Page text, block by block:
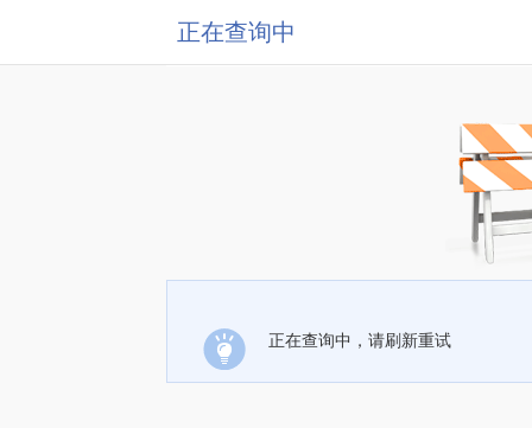
正在查询中
正在查询中，请刷新重试